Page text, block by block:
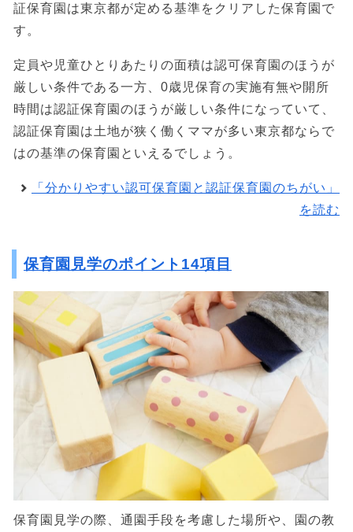
証保育園は東京都が定める基準をクリアした保育園で
す。
定員や児童ひとりあたりの面積は認可保育園のほうが
厳しい条件である一方、0歳児保育の実施有無や開所
時間は認証保育園のほうが厳しい条件になっていて、
認証保育園は土地が狭く働くママが多い東京都ならで
はの基準の保育園といえるでしょう。
「分かりやすい認可保育園と認証保育園のちがい」
を読む
保育園見学のポイント14項目
保育園見学の際、通園手段を考慮した場所や、園の教